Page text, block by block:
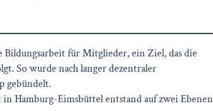
für Mitglieder, ein Ziel, das die
So wurde nach langer dezentraler
gebündelt.
Hamburg-Eimsbüttel entstand auf zwei Ebenen